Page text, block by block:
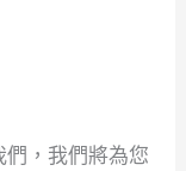
，我們將為您